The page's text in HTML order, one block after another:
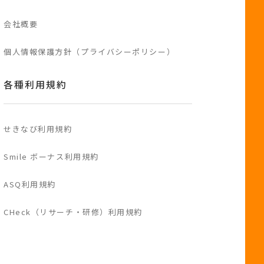
会社概要
個人情報保護方針（プライバシーポリシー）
各種利用規約
せきなび利用規約
Smile ボーナス利用規約
ASQ利用規約
CHeck（リサーチ・研修）利用規約